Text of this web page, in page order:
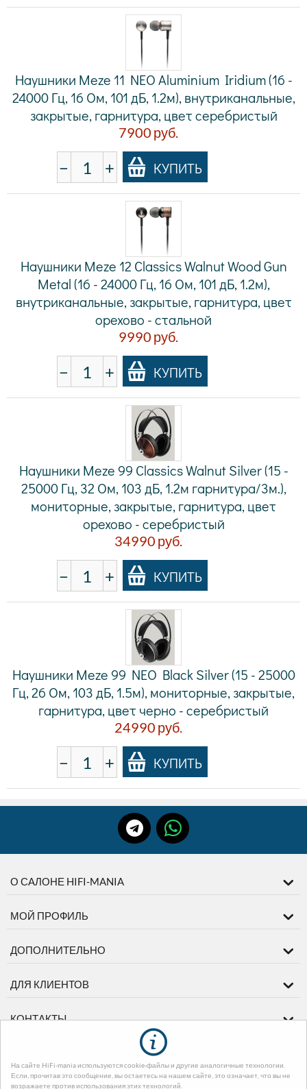
На сайте HiFi-mania используются cookie-файлы и другие аналогичные технологии.
Если, прочитав это сообщение, вы остаетесь на нашем сайте, это означает, что вы не
возражаете против использования этих технологий.
Наушники Meze 11 NEO Aluminium Iridium (16 -
24000 Гц, 16 Ом, 101 дБ, 1.2м), внутриканальные,
закрытые, гарнитура, цвет серебристый
7900 руб.
− + КУПИТЬ
Наушники Meze 12 Classics Walnut Wood Gun
Metal (16 - 24000 Гц, 16 Ом, 101 дБ, 1.2м),
внутриканальные, закрытые, гарнитура, цвет
орехово - стальной
9990 руб.
− + КУПИТЬ
Наушники Meze 99 Classics Walnut Silver (15 -
25000 Гц, 32 Ом, 103 дБ, 1.2м гарнитура/3м.),
мониторные, закрытые, гарнитура, цвет
орехово - серебристый
34990 руб.
− + КУПИТЬ
Наушники Meze 99 NEO Black Silver (15 - 25000
Гц, 26 Ом, 103 дБ, 1.5м), мониторные, закрытые,
гарнитура, цвет черно - серебристый
24990 руб.
− + КУПИТЬ
О САЛОНЕ HIFI-MANIA
МОЙ ПРОФИЛЬ
ДОПОЛНИТЕЛЬНО
ДЛЯ КЛИЕНТОВ
КОНТАКТЫ
© 2003-2026 диМЕДИА. На базеCS-Cart - Платформа для интернет-
магазинов. Design by EnergoThemes -CS-Cart Themes